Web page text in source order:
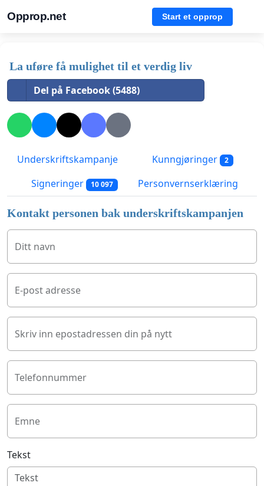
Opprop.net Start et opprop
La uføre få mulighet til et verdig liv
Del på Facebook (5488)
Underskriftskampanje Kunngjøringer 2
Signeringer 10 097 Personvernserklæring
Kontakt personen bak underskriftskampanjen
Ditt navn
E-post adresse
Skriv inn epostadressen din på nytt
Telefonnummer
Emne
Tekst